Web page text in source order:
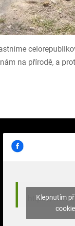
na přírodě, a
https://
Klepnutím